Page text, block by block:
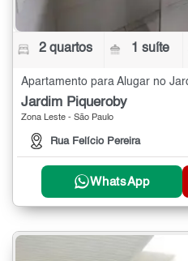
2 quartos 1 suíte
Jardim Piqueroby
Zona Leste - São Paulo
Rua Felício Pereira
WhatsApp